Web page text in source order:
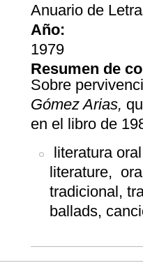
Anuario de
Año:
1979
Resumen de
Sobre
Gómez Arias,
en el libro de
literatura
literature,
tradicional,
ballads,